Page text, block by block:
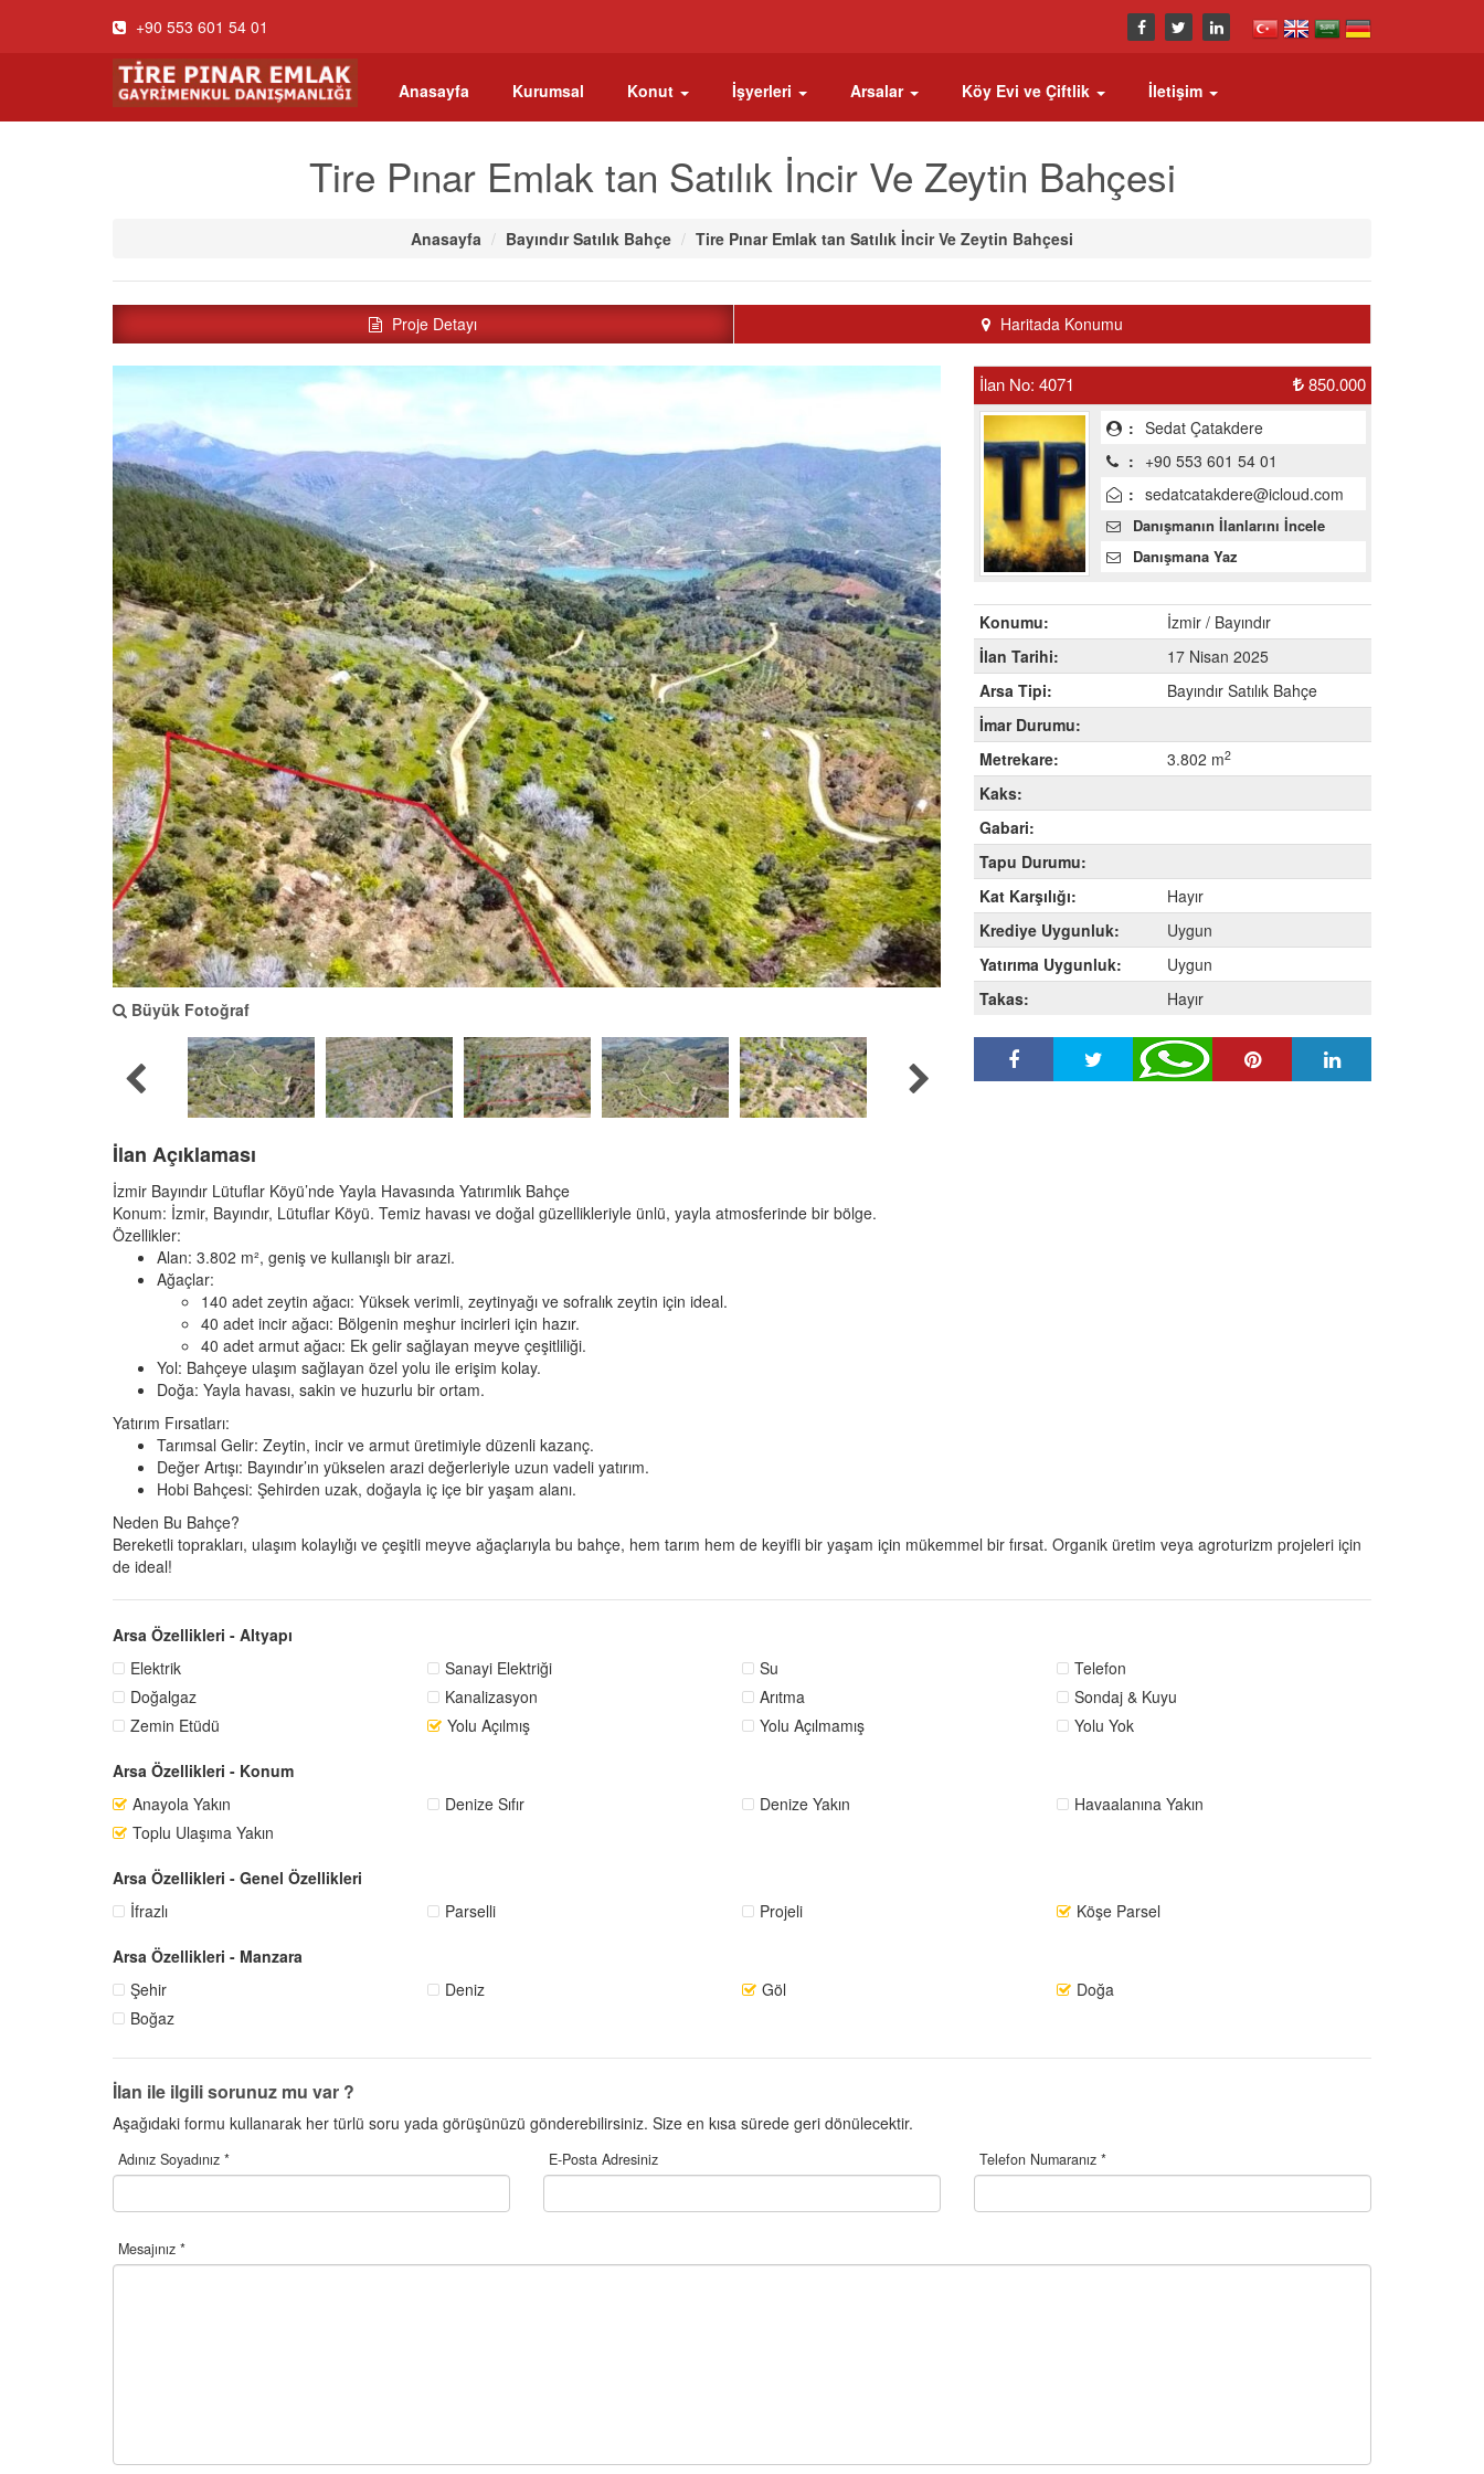
+90 553 601 54 01
Anasayfa Kurumsal Konut İşyerleri Arsalar Köy Evi ve Çiftlik İletişim
Tire Pınar Emlak tan Satılık İncir Ve Zeytin Bahçesi
Anasayfa Bayındır Satılık Bahçe Tire Pınar Emlak tan Satılık İncir Ve Zeytin Bahçesi
Proje Detayı Haritada Konumu
Büyük Fotoğraf
İlan No: 4071 850.000
: Sedat Çatakdere
: +90 553 601 54 01
: sedatcatakdere@icloud.com
Danışmanın İlanlarını İncele
Danışmana Yaz
Konumu:
İzmir / Bayındır
İlan Tarihi:
17 Nisan 2025
Arsa Tipi:
Bayındır Satılık Bahçe
İmar Durumu:
Metrekare:
3.802 m2
Kaks:
Gabari:
Tapu Durumu:
Kat Karşılığı:
Hayır
Krediye Uygunluk:
Uygun
Yatırıma Uygunluk:
Uygun
Takas:
Hayır
İlan Açıklaması
İzmir Bayındır Lütuflar Köyü’nde Yayla Havasında Yatırımlık Bahçe
Konum: İzmir, Bayındır, Lütuflar Köyü. Temiz havası ve doğal güzellikleriyle ünlü, yayla atmosferinde bir bölge.
Özellikler:
Alan: 3.802 m², geniş ve kullanışlı bir arazi.
Ağaçlar:
140 adet zeytin ağacı: Yüksek verimli, zeytinyağı ve sofralık zeytin için ideal.
40 adet incir ağacı: Bölgenin meşhur incirleri için hazır.
40 adet armut ağacı: Ek gelir sağlayan meyve çeşitliliği.
Yol: Bahçeye ulaşım sağlayan özel yolu ile erişim kolay.
Doğa: Yayla havası, sakin ve huzurlu bir ortam.
Yatırım Fırsatları:
Tarımsal Gelir: Zeytin, incir ve armut üretimiyle düzenli kazanç.
Değer Artışı: Bayındır’ın yükselen arazi değerleriyle uzun vadeli yatırım.
Hobi Bahçesi: Şehirden uzak, doğayla iç içe bir yaşam alanı.
Neden Bu Bahçe?
Bereketli toprakları, ulaşım kolaylığı ve çeşitli meyve ağaçlarıyla bu bahçe, hem tarım hem de keyifli bir yaşam için mükemmel bir fırsat. Organik üretim veya agroturizm projeleri için
de ideal!
Arsa Özellikleri - Altyapı
Elektrik
Sanayi Elektriği Su
Telefon
Doğalgaz
Kanalizasyon Arıtma
Sondaj & Kuyu
Zemin Etüdü
Yolu Açılmış Yolu Açılmamış Yolu Yok
Arsa Özellikleri - Konum
Anayola Yakın
Denize Sıfır Denize Yakın
Havaalanına Yakın
Toplu Ulaşıma Yakın
Arsa Özellikleri - Genel Özellikleri
İfrazlı
Parselli Projeli Köşe Parsel
Arsa Özellikleri - Manzara
Şehir
Deniz Göl
Doğa
Boğaz
İlan ile ilgili sorunuz mu var ?
Aşağıdaki formu kullanarak her türlü soru yada görüşünüzü gönderebilirsiniz. Size en kısa sürede geri dönülecektir.
Adınız Soyadınız * E-Posta Adresiniz Telefon Numaranız *
Mesajınız *